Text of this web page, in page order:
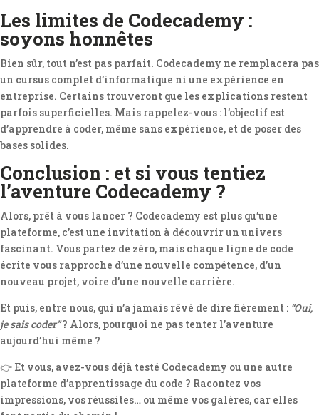
Les limites de Codecademy :
soyons honnêtes
Bien sûr, tout n’est pas parfait. Codecademy ne remplacera pas
un cursus complet d’informatique ni une expérience en
entreprise. Certains trouveront que les explications restent
parfois superficielles. Mais rappelez-vous : l’objectif est
d’apprendre à coder, même sans expérience, et de poser des
bases solides.
Conclusion : et si vous tentiez
l’aventure Codecademy ?
Alors, prêt à vous lancer ? Codecademy est plus qu’une
plateforme, c’est une invitation à découvrir un univers
fascinant. Vous partez de zéro, mais chaque ligne de code
écrite vous rapproche d’une nouvelle compétence, d’un
nouveau projet, voire d’une nouvelle carrière.
Et puis, entre nous, qui n’a jamais rêvé de dire fièrement : “Oui,
je sais coder”? Alors, pourquoi ne pas tenter l’aventure
aujourd’hui même ?
👉 Et vous, avez-vous déjà testé Codecademy ou une autre
plateforme d’apprentissage du code ? Racontez vos
impressions, vos réussites… ou même vos galères, car elles